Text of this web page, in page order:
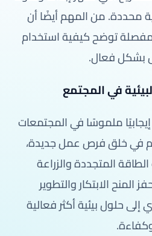
محددة. من المهم أيضًا أن
توضح كيفية استخدام
بشكل فعال.
في المجتمع
إيجابيًا ملموسًا في المجتمعات
في خلق فرص عمل جديدة،
المتجددة والزراعة
المنح الابتكار والتطوير
حلول بيئية أكثر فعالية